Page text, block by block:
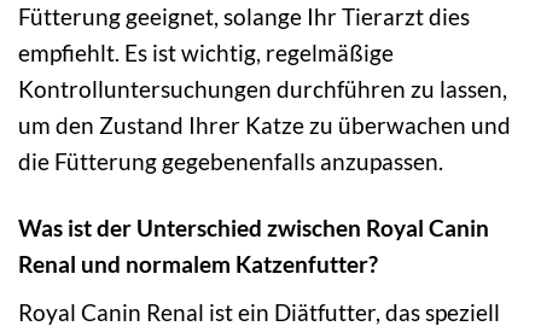
Fütterung geeignet, solange Ihr Tierarzt dies
empfiehlt. Es ist wichtig, regelmäßige
Kontrolluntersuchungen durchführen zu lassen,
um den Zustand Ihrer Katze zu überwachen und
die Fütterung gegebenenfalls anzupassen.
Was ist der Unterschied zwischen Royal Canin
Renal und normalem Katzenfutter?
Royal Canin Renal ist ein Diätfutter, das speziell